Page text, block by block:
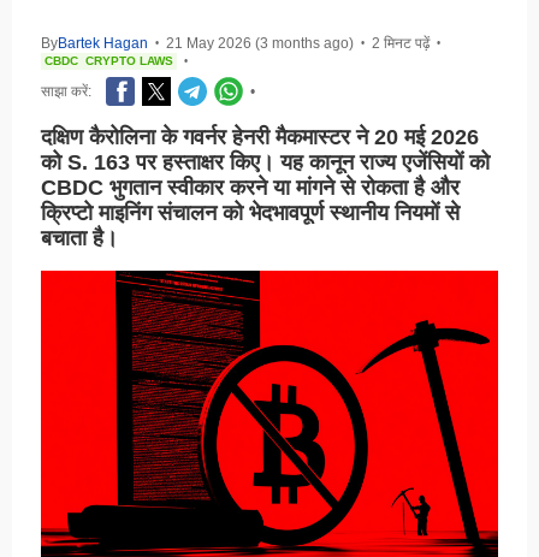
ByBartek Hagan • 21 May 2026 (3 months ago) • 2 मिनट पढ़ें •
CBDC CRYPTO LAWS •
साझा करें: •
दक्षिण कैरोलिना के गवर्नर हेनरी मैकमास्टर ने 20 मई 2026
को S. 163 पर हस्ताक्षर किए। यह कानून राज्य एजेंसियों को
CBDC भुगतान स्वीकार करने या मांगने से रोकता है और
क्रिप्टो माइनिंग संचालन को भेदभावपूर्ण स्थानीय नियमों से
बचाता है।